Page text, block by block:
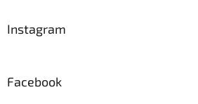
Instagram
Facebook